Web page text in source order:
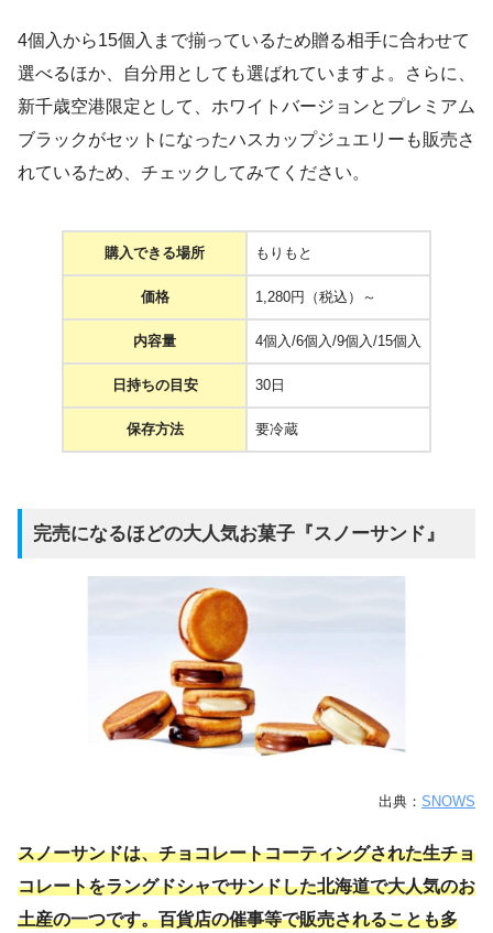
4個入から15個入まで揃っているため贈る相手に合わせて
選べるほか、自分用としても選ばれていますよ。さらに、
新千歳空港限定として、ホワイトバージョンとプレミアム
ブラックがセットになったハスカップジュエリーも販売さ
れているため、チェックしてみてください。
購入できる場所 もりもと
価格 1,280円（税込）～
内容量 4個入/6個入/9個入/15個入
日持ちの目安 30日
保存方法 要冷蔵
完売になるほどの大人気お菓子『スノーサンド』
出典： SNOWS
スノーサンドは、チョコレートコーティングされた生チョ
コレートをラングドシャでサンドした北海道で大人気のお
土産の一つです。百貨店の催事等で販売されることも多